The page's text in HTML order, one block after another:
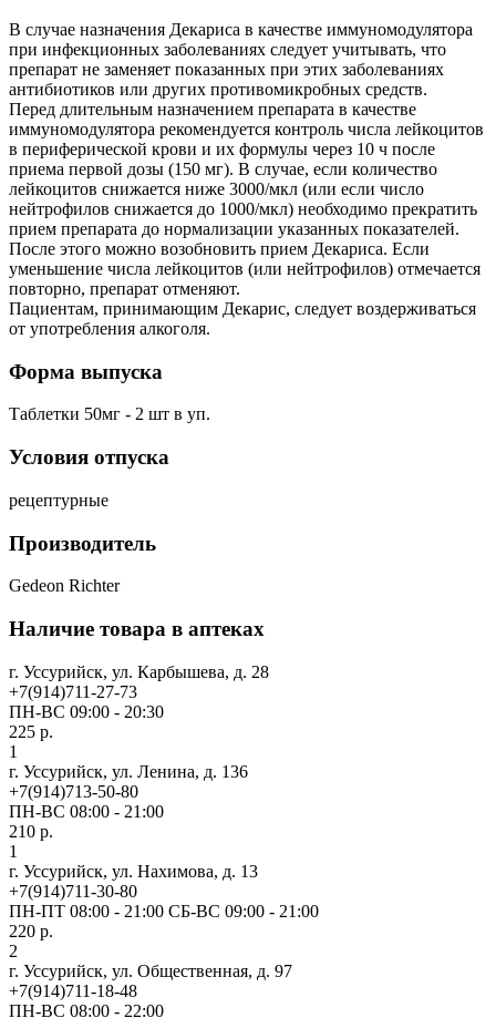
В случае назначения Декариса в качестве иммуномодулятора
при инфекционных заболеваниях следует учитывать, что
препарат не заменяет показанных при этих заболеваниях
антибиотиков или других противомикробных средств.
Перед длительным назначением препарата в качестве
иммуномодулятора рекомендуется контроль числа лейкоцитов
в периферической крови и их формулы через 10 ч после
приема первой дозы (150 мг). В случае, если количество
лейкоцитов снижается ниже 3000/мкл (или если число
нейтрофилов снижается до 1000/мкл) необходимо прекратить
прием препарата до нормализации указанных показателей.
После этого можно возобновить прием Декариса. Если
уменьшение числа лейкоцитов (или нейтрофилов) отмечается
повторно, препарат отменяют.
Пациентам, принимающим Декарис, следует воздерживаться
от употребления алкоголя.
Форма выпуска
Таблетки 50мг - 2 шт в уп.
Условия отпуска
рецептурные
Производитель
Gedeon Richter
Наличие товара в аптеках
г. Уссурийск, ул. Карбышева, д. 28
+7(914)711-27-73
ПН-ВС 09:00 - 20:30
225 р.
1
г. Уссурийск, ул. Ленина, д. 136
+7(914)713-50-80
ПН-ВС 08:00 - 21:00
210 р.
1
г. Уссурийск, ул. Нахимова, д. 13
+7(914)711-30-80
ПН-ПТ 08:00 - 21:00 СБ-ВС 09:00 - 21:00
220 р.
2
г. Уссурийск, ул. Общественная, д. 97
+7(914)711-18-48
ПН-ВС 08:00 - 22:00